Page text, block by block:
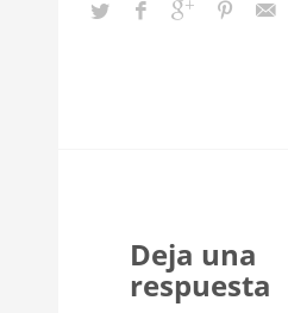
Deja una
respuesta